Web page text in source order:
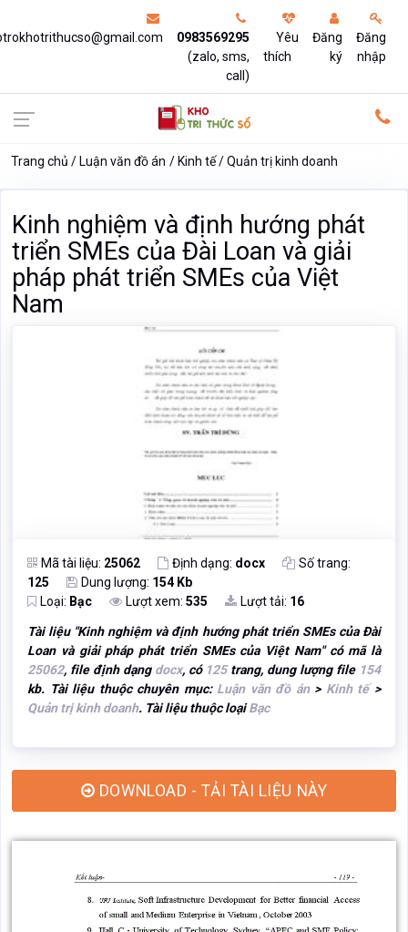
0983569295
(zalo, sms,
call)
Yêu
thích
Đăng
ký
Đăng
nhập
Trang chủ Luận văn đồ án Kinh tế Quản trị kinh doanh
Kinh nghiệm và định hướng phát
triển SMEs của Đài Loan và giải
pháp phát triển SMEs của Việt
Nam
Mã tài liệu: 25062 Định dạng: docx
Số trang:
125
Dung lượng: 154 Kb
Loại: Bạc Lượt xem: 535 Lượt tải: 16
Tài liệu "Kinh nghiệm và định hướng phát triển SMEs của Đài
Loan và giải pháp phát triển SMEs của Việt Nam" có mã là
25062, file định dạng docx, có 125trang, dung lượng file 154
kb. Tài liệu thuộc chuyên mục: Luận văn đồ án> Kinh tế>
Quản trị kinh doanh. Tài liệu thuộc loạiBạc
DOWNLOAD - TẢI TÀI LIỆU NÀY